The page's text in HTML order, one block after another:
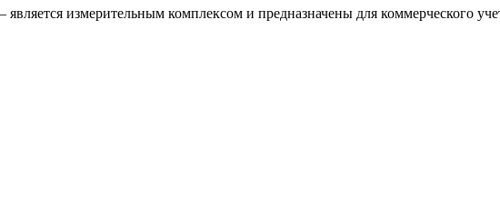
измерительным комплексом и предназначены для коммерческого